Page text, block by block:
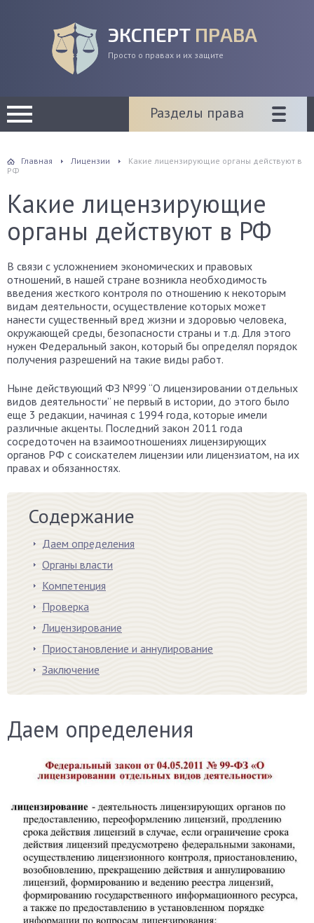
ЭКСПЕРТ ПРАВА
Просто о правах и их защите
Разделы права
Главная Лицензии
Какие лицензирующие органы действуют в
РФ
Какие лицензирующие
органы действуют в РФ
В связи с усложнением экономических и правовых
отношений, в нашей стране возникла необходимость
введения жесткого контроля по отношению к некоторым
видам деятельности, осуществление которых может
нанести существенный вред жизни и здоровью человека,
окружающей среды, безопасности страны и т.д. Для этого
нужен Федеральный закон, который бы определял порядок
получения разрешений на такие виды работ.
Ныне действующий ФЗ №99 “О лицензировании отдельных
видов деятельности” не первый в истории, до этого было
еще 3 редакции, начиная с 1994 года, которые имели
различные акценты. Последний закон 2011 года
сосредоточен на взаимоотношениях лицензирующих
органов РФ с соискателем лицензии или лицензиатом, на их
правах и обязанностях.
Содержание
Даем определения
Органы власти
Компетенция
Проверка
Лицензирование
Приостановление и аннулирование
Заключение
Даем определения